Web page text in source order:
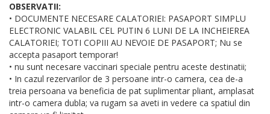
OBSERVATII:
• DOCUMENTE NECESARE CALATORIEI: PASAPORT SIMPLU
ELECTRONIC VALABIL CEL PUTIN 6 LUNI DE LA INCHEIEREA
CALATORIEI; TOTI COPIII AU NEVOIE DE PASAPORT; Nu se
accepta pasaport temporar!
• nu sunt necesare vaccinari speciale pentru aceste destinatii;
• In cazul rezervarilor de 3 persoane intr-o camera, cea de-a
treia persoana va beneficia de pat suplimentar pliant, amplasat
intr-o camera dubla; va rugam sa aveti in vedere ca spatiul din